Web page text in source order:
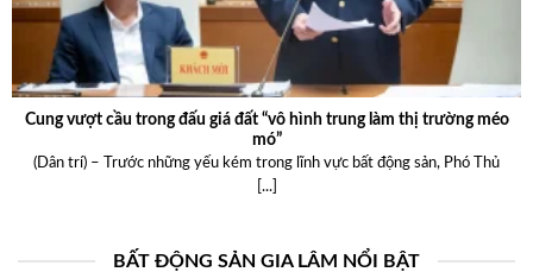
Cung vượt cầu trong đấu giá đất “vô hình trung làm thị trường méo
mó”
(Dân trí) – Trước những yếu kém trong lĩnh vực bất động sản, Phó Thủ
[...]
BẤT ĐỘNG SẢN GIA LÂM NỔI BẬT